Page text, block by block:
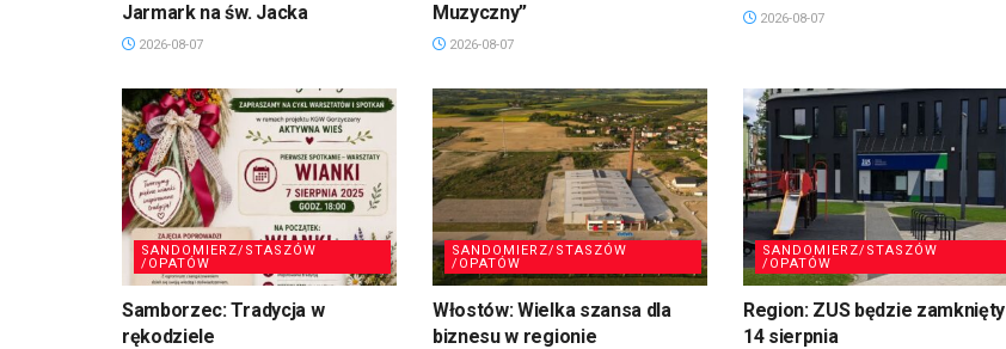
Jarmark na św. Jacka
2026-08-07
Muzyczny”
2026-08-07
2026-08-07
SANDOMIERZ/STASZÓW
/OPATÓW
Samborzec: Tradycja w
rękodziele
SANDOMIERZ/STASZÓW
/OPATÓW
Włostów: Wielka szansa dla
biznesu w regionie
SANDOMIERZ/STASZÓW
/OPATÓW
Region: ZUS będzie zamknięty
14 sierpnia